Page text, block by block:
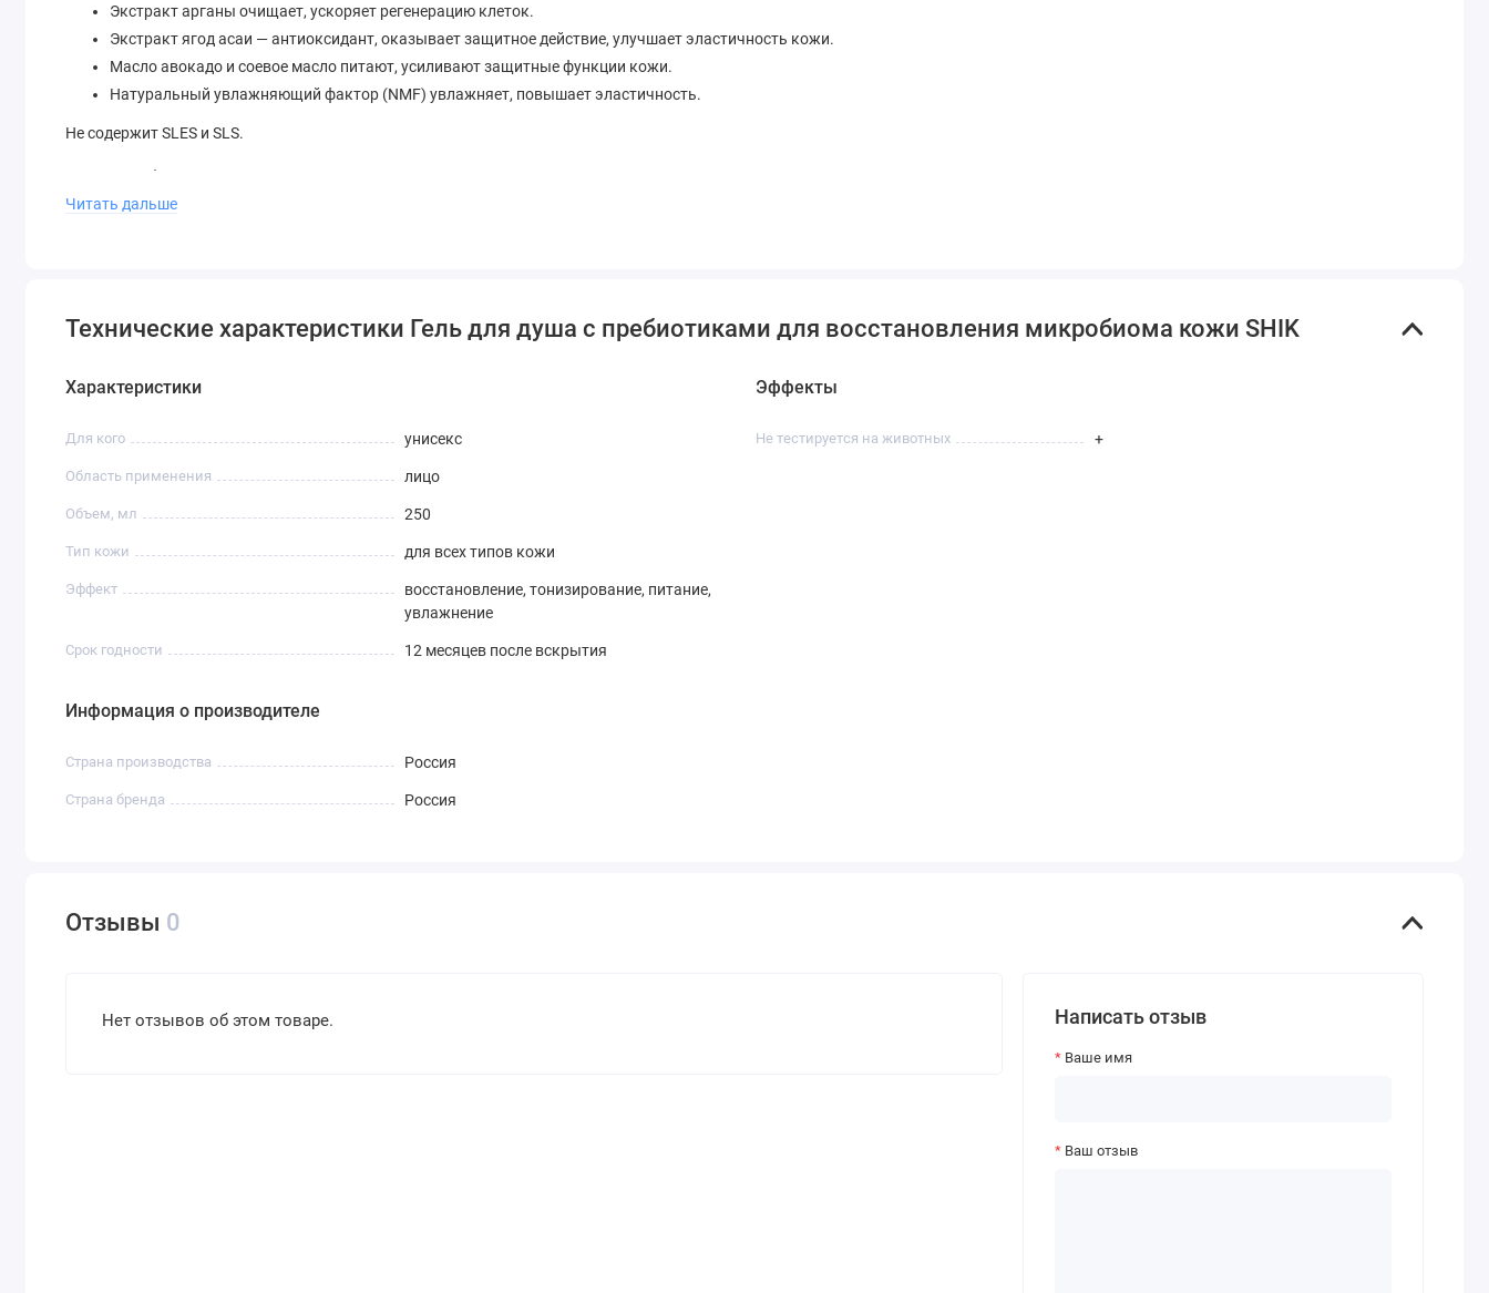
Экстракт арганы очищает, ускоряет регенерацию клеток.
Экстракт ягод асаи — антиоксидант, оказывает защитное действие, улучшает эластичность кожи.
Масло авокадо и соевое масло питают, усиливают защитные функции кожи.
Натуральный увлажняющий фактор (NMF) увлажняет, повышает эластичность.
Не содержит SLES и SLS.
бережно очищенная, эластичная кожа.
Гель для душа подходит для всех типов кожи — нормальной, сухой, жирной и комбинированной.
Читать дальше
Технические характеристики Гель для душа с пребиотиками для восстановления микробиома кожи SHIK
Характеристики
Для кого унисекс
Область применения лицо
Объем, мл 250
Тип кожи для всех типов кожи
Эффект
восстановление, тонизирование, питание,
увлажнение
Срок годности 12 месяцев после вскрытия
Эффекты
Не тестируется на животных +
Информация о производителе
Страна производства Россия
Страна бренда Россия
Отзывы 0
Нет отзывов об этом товаре. Написать отзыв
Ваше имя
Ваш отзыв